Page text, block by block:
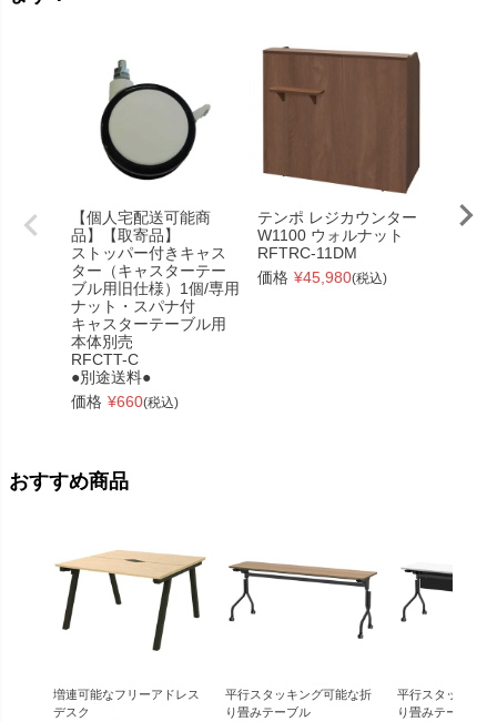
【個人宅配送可能商
品】【取寄品】
ストッパー付きキャス
ター（キャスターテー
ブル用旧仕様）1個/専用
ナット・スパナ付
キャスターテーブル用
本体別売
RFCTT-C
●別途送料●
価格 ¥660(税込)
テンポ レジカウンター
W1100 ウォルナット
RFTRC-11DM
価格 ¥45,980(税込)
テン
おすすめ商品
増連可能なフリーアドレス
デスク
平行スタッキング可能な折
り畳みテーブル
平行スタッキン
り畳みテーブル